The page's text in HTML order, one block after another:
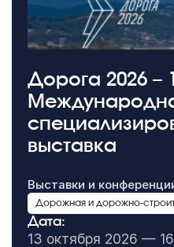
Дорога 2026 –
выставка
Выставки и
Дорожная и дорожно-
Дата:
13 октября 2026 —